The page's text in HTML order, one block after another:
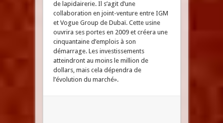
de lapidairerie. Il s’agit d’une
collaboration en joint-venture entre IGM
et Vogue Group de Dubaï. Cette usine
ouvrira ses portes en 2009 et créera une
cinquantaine d’emplois à son
démarrage. Les investissements
atteindront au moins le million de
dollars, mais cela dépendra de
l’évolution du marché».